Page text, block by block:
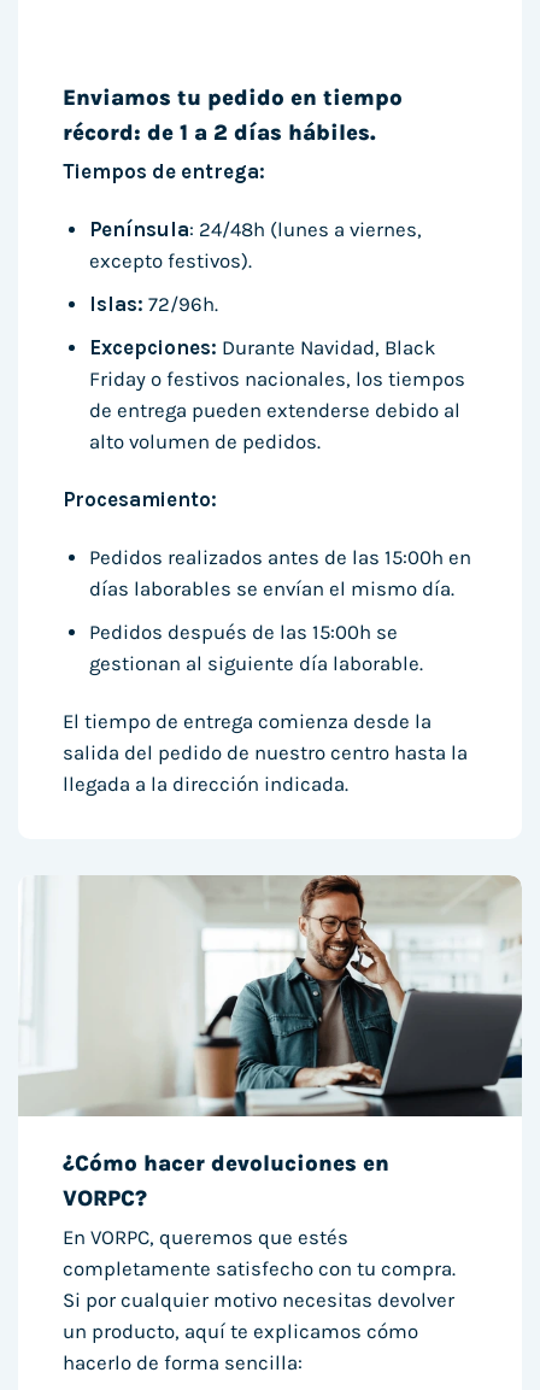
Enviamos tu pedido en tiempo
récord: de 1 a 2 días hábiles.
Tiempos de entrega:
Península: 24/48h (lunes a viernes,
excepto festivos).
Islas: 72/96h.
Excepciones: Durante Navidad, Black
Friday o festivos nacionales, los tiempos
de entrega pueden extenderse debido al
alto volumen de pedidos.
Procesamiento:
Pedidos realizados antes de las 15:00h en
días laborables se envían el mismo día.
Pedidos después de las 15:00h se
gestionan al siguiente día laborable.
El tiempo de entrega comienza desde la
salida del pedido de nuestro centro hasta la
llegada a la dirección indicada.
¿Cómo hacer devoluciones en
VORPC?
En VORPC, queremos que estés
completamente satisfecho con tu compra.
Si por cualquier motivo necesitas devolver
un producto, aquí te explicamos cómo
hacerlo de forma sencilla: